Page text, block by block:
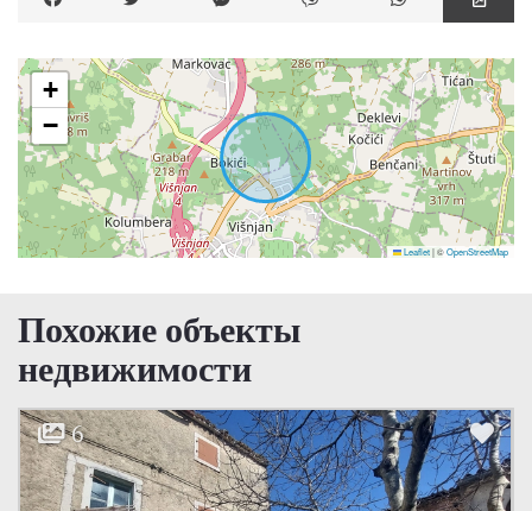
+
−
Leaflet|©OpenStreetMap
Похожие объекты
недвижимости
15